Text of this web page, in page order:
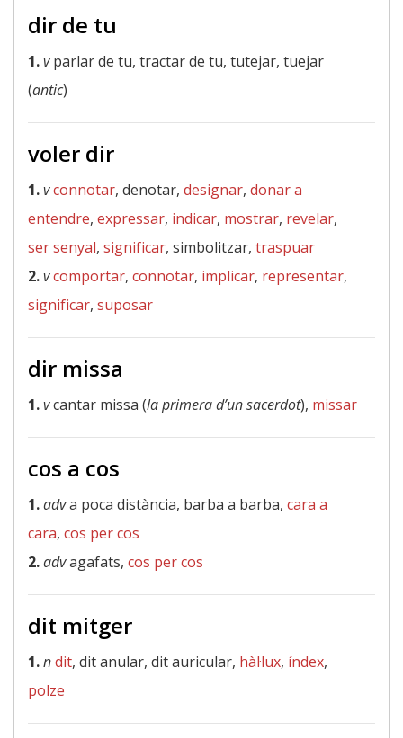
dir de tu
1.vparlar de tu, tractar de tu, tutejar, tuejar
(antic)
voler dir
1.vconnotar, denotar, designar, donar a
entendre, expressar, indicar, mostrar, revelar,
ser senyal, significar, simbolitzar, traspuar
2.vcomportar, connotar, implicar, representar,
significar, suposar
dir missa
1.vcantar missa (la primera d’un sacerdot), missar
cos a cos
1.adva poca distància, barba a barba, cara a
cara, cos per cos
2.advagafats, cos per cos
dit mitger
1.ndit, dit anular, dit auricular, hàl·lux, índex,
polze